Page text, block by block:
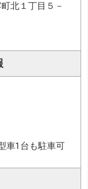
北１丁目５－
車1台も駐車可